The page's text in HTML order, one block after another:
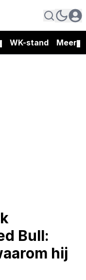
WK-stand Meer
Bull:
hij